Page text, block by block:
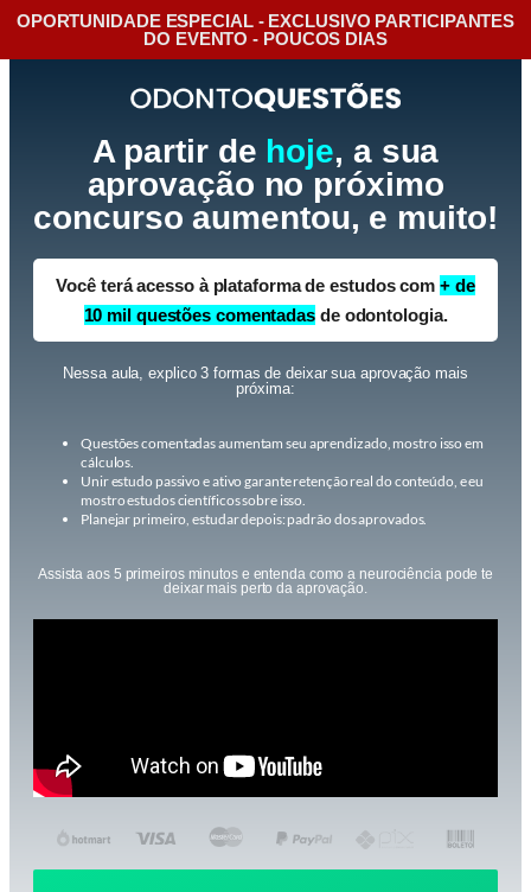
OPORTUNIDADE ESPECIAL - EXCLUSIVO PARTICIPANTES
DO EVENTO - POUCOS DIAS
A partir de hoje, a sua
aprovação no próximo
concurso aumentou, e muito!
Você terá acesso à plataforma de estudos com + de
10 mil questões comentadas de odontologia.
Nessa aula, explico 3 formas de deixar sua aprovação mais
próxima:
Questões comentadas aumentam seu aprendizado, mostro isso em
cálculos.
Unir estudo passivo e ativo garante retenção real do conteúdo, e eu
mostro estudos científicos sobre isso.
Planejar primeiro, estudar depois: padrão dos aprovados.
Assista aos 5 primeiros minutos e entenda como a neurociência pode te
deixar mais perto da aprovação.